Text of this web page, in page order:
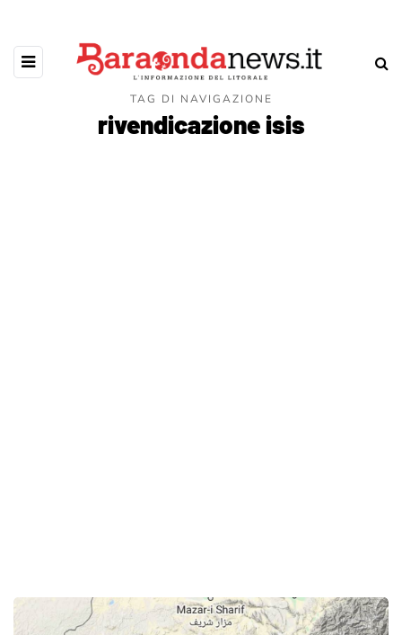
TAG DI NAVIGAZIONE
rivendicazione isis